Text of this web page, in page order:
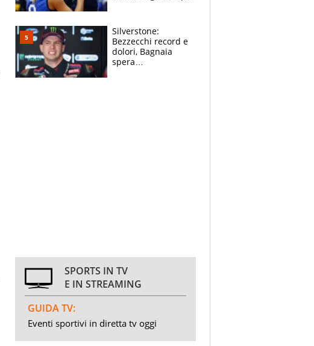
Silverstone:
Bezzecchi record e
dolori, Bagnaia
spera
SPORTS IN TV
E IN STREAMING
GUIDA TV:
Eventi sportivi in diretta tv oggi